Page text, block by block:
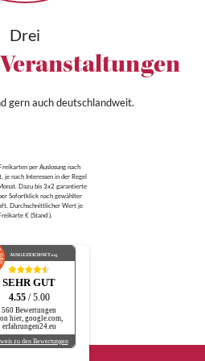
Drei
gern auch deutschlandweit.
per Auslosung nach
je nach Interessen in der Regel
Dazu bis 3x2 garantierte
Sofortklick nach gewählter
Durchschnittlicher Wert je
€ (Stand ).
AUSGEZEICHNET.org
SEHR GUT
4.55 / 5.00
560 Bewertungen
hier, google.com,
erfahrungen24.eu
zu den Bewertungen